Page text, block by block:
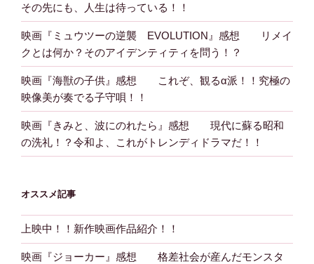
その先にも、人生は待っている！！
映画『ミュウツーの逆襲 EVOLUTION』感想 リメイ
クとは何か？そのアイデンティティを問う！？
映画『海獣の子供』感想 これぞ、観るα派！！究極の
映像美が奏でる子守唄！！
映画『きみと、波にのれたら』感想 現代に蘇る昭和
の洗礼！？令和よ、これがトレンディドラマだ！！
オススメ記事
上映中！！新作映画作品紹介！！
映画『ジョーカー』感想 格差社会が産んだモンスタ